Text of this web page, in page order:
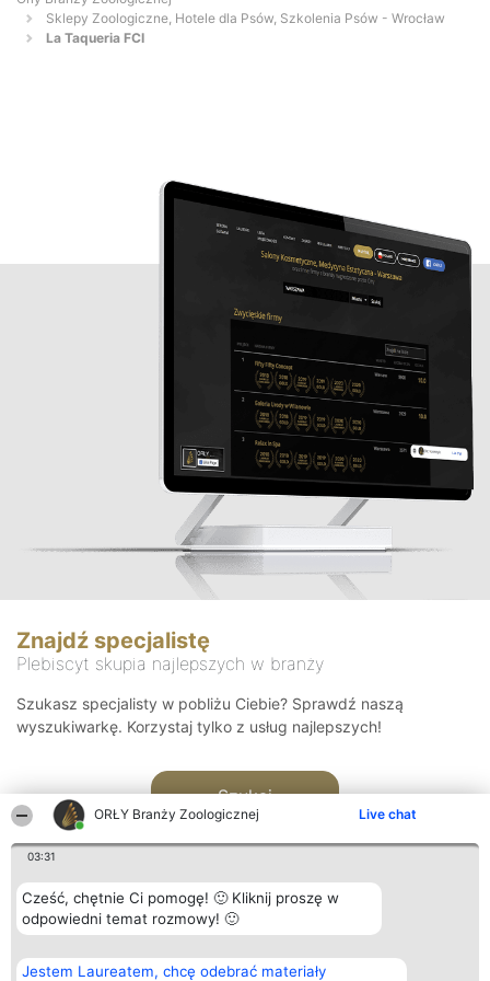
ORŁY Branży Zoologicznej Live chat
03:31
Cześć, chętnie Ci pomogę! 🙂 Kliknij proszę w
odpowiedni temat rozmowy! 🙂
Jestem Laureatem, chcę odebrać materiały
Sklepy Zoologiczne, Hotele dla Psów, Szkolenia Psów - Wrocław
La Taqueria FCI
Znajdź specjalistę
Plebiscyt skupia najlepszych w branży
Szukasz specjalisty w pobliżu Ciebie? Sprawdź naszą
wyszukiwarkę. Korzystaj tylko z usług najlepszych!
Szukaj
Organizator plebiscytu
Bright Side Solutions sp. z o.
Plebiscyt
Laureaci
Kontakt
Kontakt